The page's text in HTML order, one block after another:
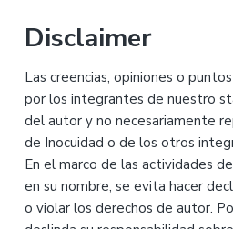
esta
web
Disclaimer
Las creencias, opiniones o
por los integrantes de nuestro
del autor y no necesariamente
de Inocuidad o de los otros
En el marco de las actividades
en su nombre, se evita hacer
o violar los derechos de autor.